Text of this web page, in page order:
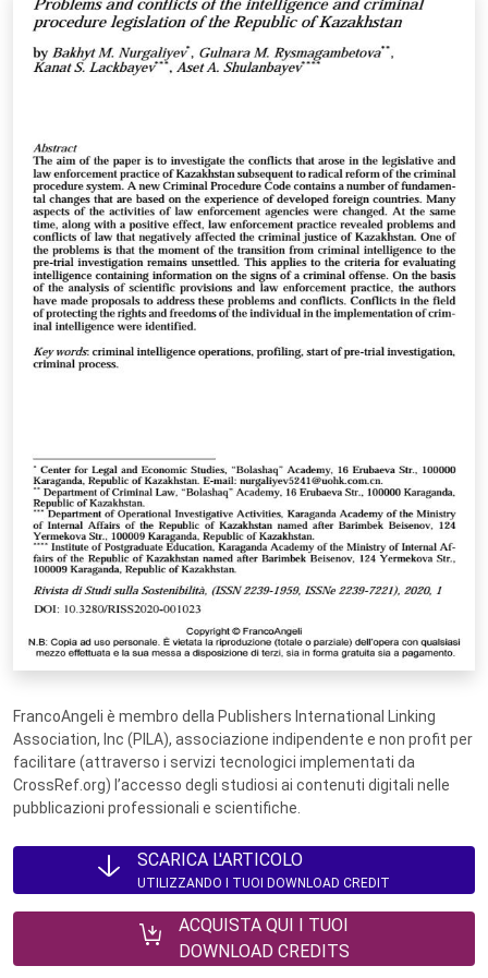
FrancoAngeli è membro della Publishers International Linking
Association, Inc (PILA), associazione indipendente e non profit per
facilitare (attraverso i servizi tecnologici implementati da
CrossRef.org) l’accesso degli studiosi ai contenuti digitali nelle
pubblicazioni professionali e scientifiche.
SCARICA L'ARTICOLO
UTILIZZANDO I TUOI DOWNLOAD CREDIT
ACQUISTA QUI I TUOI
DOWNLOAD CREDITS